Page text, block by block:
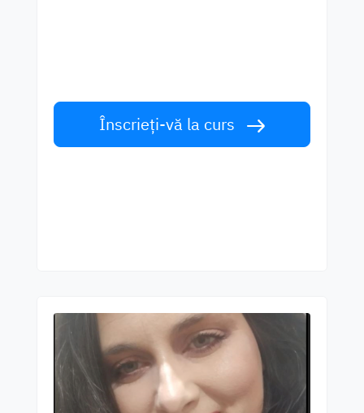
Înscrieți-vă la curs